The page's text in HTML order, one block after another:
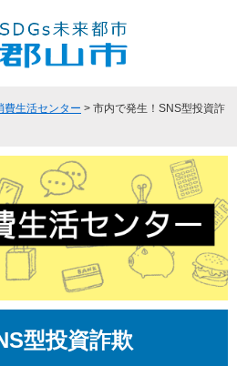
費生活センター > 市内で発生！SNS型投資詐
型投資詐欺